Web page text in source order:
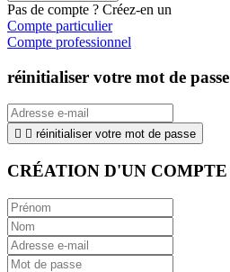
Pas de compte ? Créez-en un
Compte particulier
Compte professionnel
réinitialiser votre mot de passe
  réinitialiser votre mot de passe
CRÉATION D'UN COMPTE